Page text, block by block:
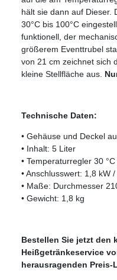
hält sie dann auf Dieser.
30°C bis 100°C
funktionell, der
größerem Eventtrubel
von 21 cm zeichnet sich
kleine Stellfläche aus.
Technische Daten:
• Gehäuse und Deckel
• Inhalt: 5 Liter
• Temperaturregler 30
• Anschlusswert: 1,8 kW
• Maße: Durchmesser
• Gewicht: 1,8 kg
Bestellen Sie jetzt den
Heißgetränkeservice
herausragenden